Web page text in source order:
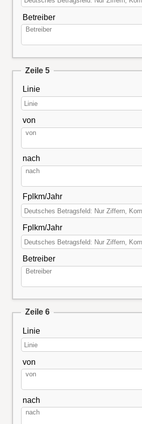
Betreiber
Zeile 5
Linie
von
nach
Fplkm/Jahr
Fplkm/Jahr
Betreiber
Zeile 6
Linie
von
nach